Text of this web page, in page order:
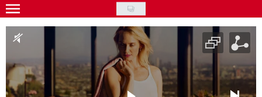
Skip
to
main
Gwiazdy
Moda